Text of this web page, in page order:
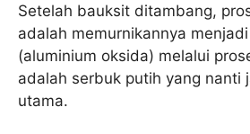
Setelah bauksit ditambang,
adalah memurnikannya menjadi
(aluminium oksida) melalui
adalah serbuk putih yang nanti
utama.